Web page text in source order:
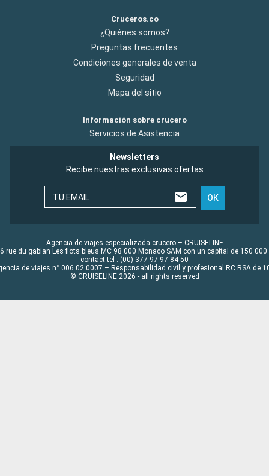
Cruceros.co
¿Quiénes somos?
Preguntas frecuentes
Condiciones generales de venta
Seguridad
Mapa del sitio
Información sobre crucero
Servicios de Asistencia
Newsletters
Recibe nuestras exclusivas ofertas
TU EMAIL OK
Agencia de viajes especializada crucero – CRUISELINE
rue du gabian Les flots bleus MC 98 000 Monaco SAM con un capital de 150 000
contact tel : (00) 377 97 97 84 50
de viajes n° 006 02 0007 – Responsabilidad civil y profesional RC RSA de
© CRUISELINE 2026 - all rights reserved